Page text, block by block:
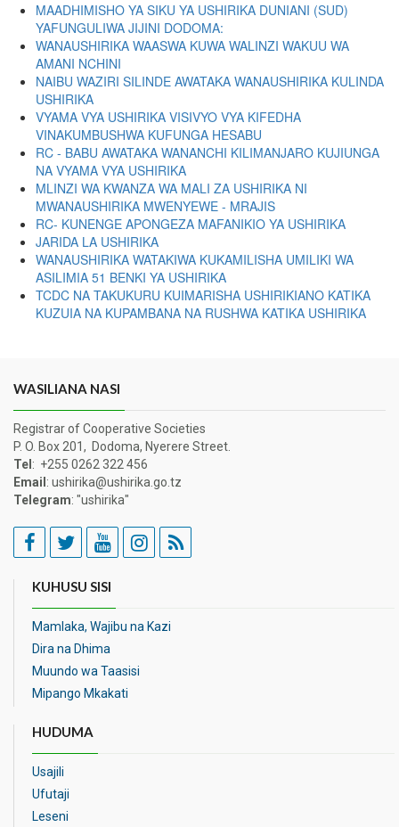
MAADHIMISHO YA SIKU YA USHIRIKA DUNIANI (SUD)
YAFUNGULIWA JIJINI DODOMA:
WANAUSHIRIKA WAASWA KUWA WALINZI WAKUU WA
AMANI NCHINI
NAIBU WAZIRI SILINDE AWATAKA WANAUSHIRIKA KULINDA
USHIRIKA
VYAMA VYA USHIRIKA VISIVYO VYA KIFEDHA
VINAKUMBUSHWA KUFUNGA HESABU
RC - BABU AWATAKA WANANCHI KILIMANJARO KUJIUNGA
NA VYAMA VYA USHIRIKA
MLINZI WA KWANZA WA MALI ZA USHIRIKA NI
MWANAUSHIRIKA MWENYEWE - MRAJIS
RC- KUNENGE APONGEZA MAFANIKIO YA USHIRIKA
JARIDA LA USHIRIKA
WANAUSHIRIKA WATAKIWA KUKAMILISHA UMILIKI WA
ASILIMIA 51 BENKI YA USHIRIKA
TCDC NA TAKUKURU KUIMARISHA USHIRIKIANO KATIKA
KUZUIA NA KUPAMBANA NA RUSHWA KATIKA USHIRIKA
WASILIANA NASI
Registrar of Cooperative Societies
P. O. Box 201, Dodoma, Nyerere Street.
Tel : +255 0262 322 456
Email : ushirika@ushirika.go.tz
Telegram: "ushirika"
KUHUSU SISI
Mamlaka, Wajibu na Kazi
Dira na Dhima
Muundo wa Taasisi
Mipango Mkakati
HUDUMA
Usajili
Ufutaji
Leseni